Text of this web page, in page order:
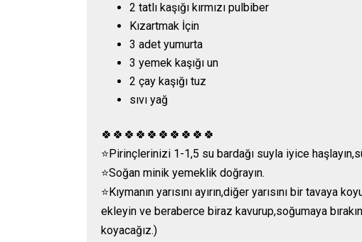
2 tatlı kaşığı kırmızı pulbiber
Kızartmak İçin
3 adet yumurta
3 yemek kaşığı un
2 çay kaşığı tuz
sıvı yağ
🍀🍀🍀🍀🍀🍀🍀🍀🍀🍀
⭐️Pirinçlerinizi 1-1,5 su bardağı suyla iyice
⭐️Soğan minik yemeklik doğrayın.
⭐️Kıymanın yarısını ayırın,diğer yarısını bir
ekleyin ve beraberce biraz kavurup,soğumaya
koyacağız.)